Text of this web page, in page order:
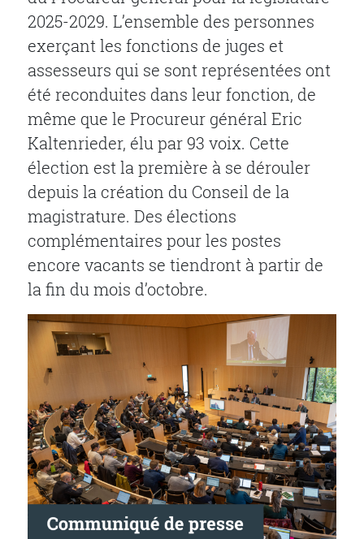
2025-2029. L’ensemble des personnes
exerçant les fonctions de juges et
assesseurs qui se sont représentées ont
été reconduites dans leur fonction, de
même que le Procureur général Eric
Kaltenrieder, élu par 93 voix. Cette
élection est la première à se dérouler
depuis la création du Conseil de la
magistrature. Des élections
complémentaires pour les postes
encore vacants se tiendront à partir de
la fin du mois d’octobre.